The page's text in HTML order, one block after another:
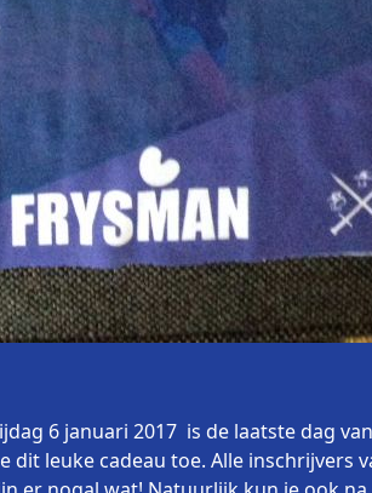
6 januari 2017 is de laatste dag
dit leuke cadeau toe. Alle inschrijvers